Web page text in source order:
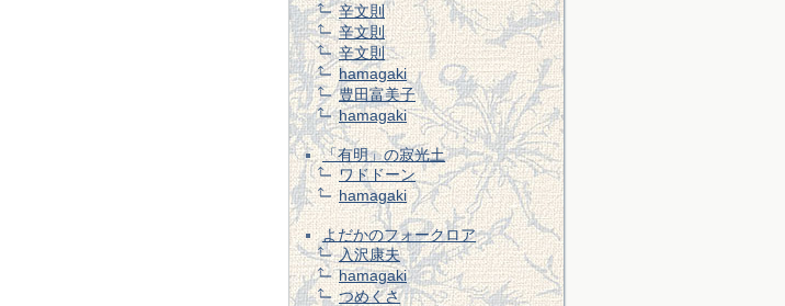
辛文則
辛文則
辛文則
hamagaki
豊田富美子
hamagaki
「有明」の寂光土
ワドドーン
hamagaki
よだかのフォークロア
入沢康夫
hamagaki
つめくさ